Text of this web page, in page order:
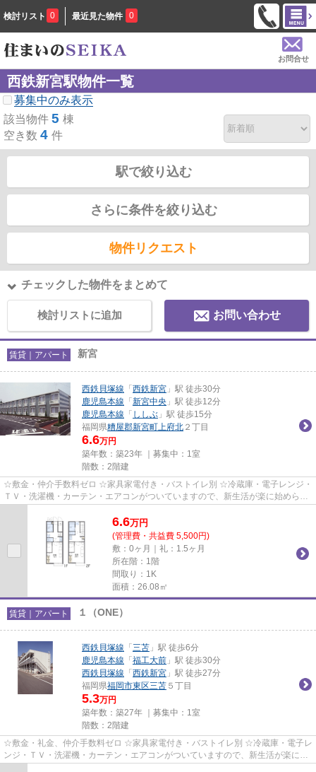
検討リスト 0 最近見た物件 0
お問合せ
西鉄新宮駅物件一覧
募集中のみ表示
該当物件 5 棟
空き数 4 件
駅で絞り込む
さらに条件を絞り込む
物件リクエスト
チェックした物件をまとめて
検討リストに追加 お問い合わせ
賃貸｜アパート 新宮
西鉄貝塚線 「 西鉄新宮 」駅 徒歩30分
鹿児島本線 「 新宮中央 」駅 徒歩12分
鹿児島本線 「 ししぶ 」駅 徒歩15分
福岡県糟屋郡新宮町上府北 ２丁目
6.6万円
築年数：築23年 ｜募集中： 1室
階数：2階建
☆敷金・仲介手数料ゼロ ☆家具家電付き・バストイレ別 ☆冷蔵庫・電子レンジ・
ＴＶ・洗濯機・カーテン・エアコンがついていますので、新生活が楽に始められ
6.6万円
(管理費・共益費 5,500円)
敷：0ヶ月｜礼：1.5ヶ月
所在階：1階
間取り：1K
面積：26.08㎡
賃貸｜アパート １（ONE）
西鉄貝塚線 「 三苫 」駅 徒歩6分
鹿児島本線 「 福工大前 」駅 徒歩30分
西鉄貝塚線 「 西鉄新宮 」駅 徒歩27分
福岡県福岡市東区三苫 ５丁目
5.3万円
築年数：築27年 ｜募集中： 1室
階数：2階建
☆敷金・礼金、仲介手数料ゼロ ☆家具家電付き・バストイレ別 ☆冷蔵庫・電子レ
ンジ・ＴＶ・洗濯機・カーテン・エアコンがついていますので、新生活が楽に始